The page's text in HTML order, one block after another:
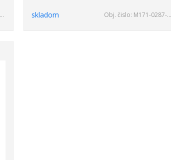
skladom Obj. čislo: M171-0287-34